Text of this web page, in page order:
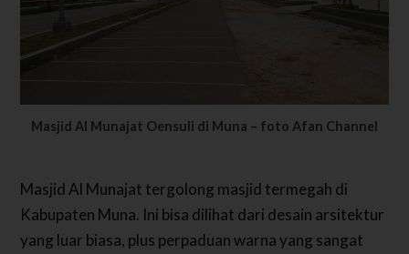
Masjid Al Munajat Oensuli di Muna – foto Afan Channel
Masjid Al Munajat tergolong masjid termegah di
Kabupaten Muna. Ini bisa dilihat dari desain arsitektur
yang luar biasa, plus perpaduan warna yang sangat